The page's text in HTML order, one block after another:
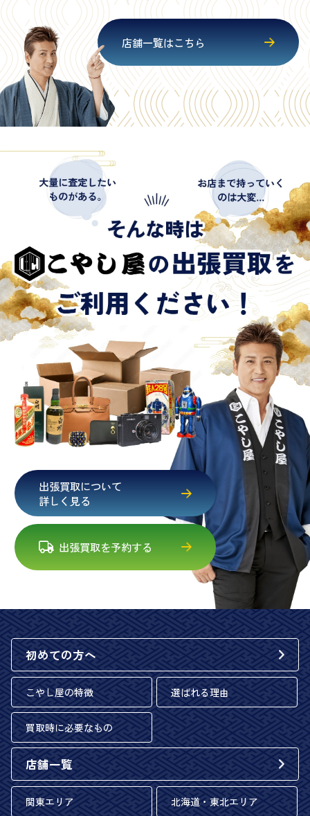
店舗一覧はこちら
出張買取について
詳しく見る
出張買取を予約する
初めての方へ
こやし屋の特徴 選ばれる理由
買取時に必要なもの
店舗一覧
関東エリア 北海道・東北エリア